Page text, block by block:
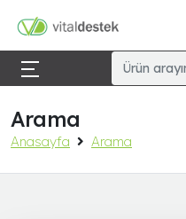
Arama
Anasayfa Arama